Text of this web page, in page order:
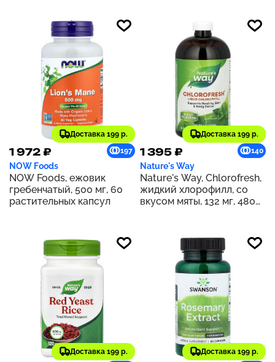
Доставка 199 р.
1 972 ₽ 197
NOW Foods
NOW Foods, ежовик
гребенчатый, 500 мг, 60
растительных капсул
Доставка 199 р.
1 395 ₽ 140
Nature's Way
Nature's Way, Chlorofresh,
жидкий хлорофилл, со
вкусом мяты, 132 мг, 480
Доставка 199 р. Доставка 199 р.